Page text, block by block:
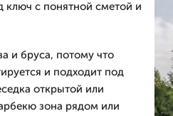
ключ с понятной сметой и
и бруса, потому что
и подходит под
открытой или
зона рядом или